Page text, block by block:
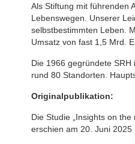
Als Stiftung mit führenden
Lebenswegen. Unserer
selbstbestimmten Leben.
Umsatz von fast 1,5 Mrd.
Die 1966 gegründete
rund 80 Standorten.
Originalpublikation:
Die Studie „Insights on
erschien am 20. Juni 2025